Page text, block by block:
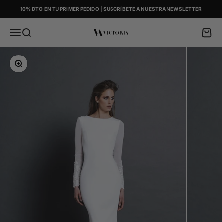
10% DTO EN TU PRIMER PEDIDO | SUSCRÍBETE A NUESTRA NEWSLETTER
MenuSearch Victoria Cart
Zoom